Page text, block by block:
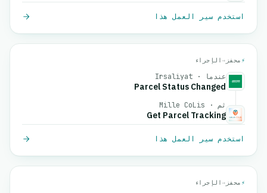
استخدم سير العمل هذا
⚡ محفز →الإجراء
عندما · Irsaliyat
Parcel Status Changed
ثم · Mille CoLis
Get Parcel Tracking
استخدم سير العمل هذا
⚡ محفز →الإجراء